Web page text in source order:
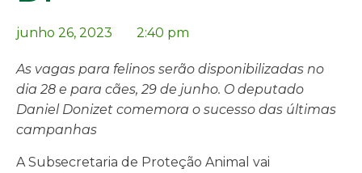
junho 26, 2023 2:40 pm
As vagas para felinos serão disponibilizadas no
dia 28 e para cães, 29 de junho. O deputado
Daniel Donizet comemora o sucesso das últimas
campanhas
A Subsecretaria de Proteção Animal vai